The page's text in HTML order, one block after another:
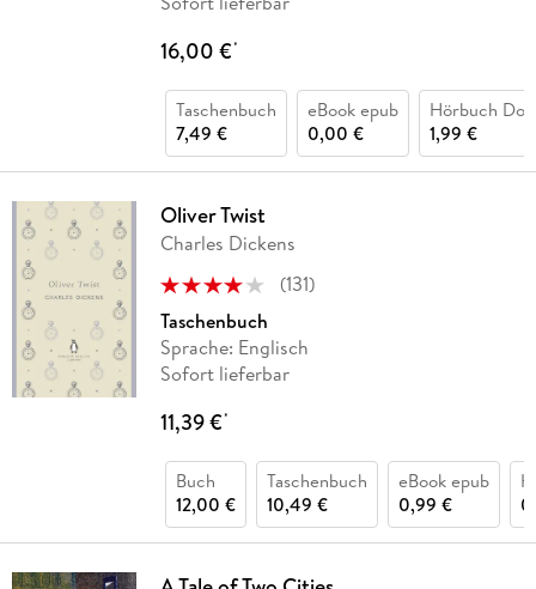
16,00 €*
Taschenbuch
7,49 €
eBook epub
0,00 €
Hörbuch
1,99 €
Oliver Twist
Charles Dickens
(131)
Taschenbuch
Sprache: Englisch
Sofort lieferbar
11,39 €*
Buch
12,00 €
Taschenbuch
10,49 €
eBook epub
0,99 €